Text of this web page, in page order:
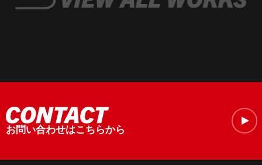
お問い合わせはこちらから